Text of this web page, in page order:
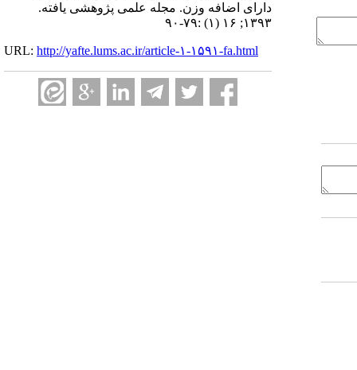
دارای اضافه وزن. مجله علمی پژوهشی یافته.
۱۳۹۳; ۱۶ (۱) :۷۹-۹۰
URL: http://yafte.lums.ac.ir/article-۱-۱۵۹۱-fa.html